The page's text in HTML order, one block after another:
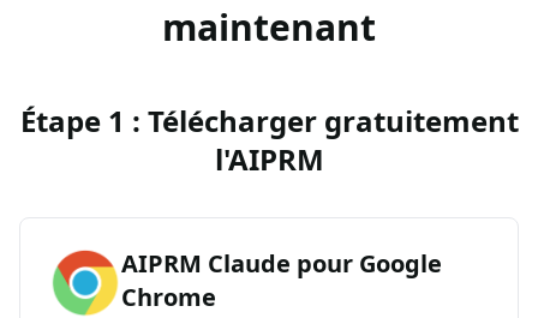
maintenant
Étape 1 : Télécharger gratuitement
l'AIPRM
AIPRM Claude pour Google
Chrome